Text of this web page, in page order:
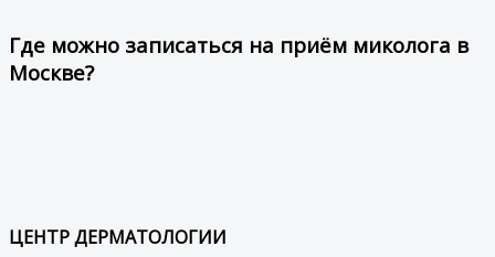
Где можно записаться на приём миколога в
Москве?
ЦЕНТР ДЕРМАТОЛОГИИ